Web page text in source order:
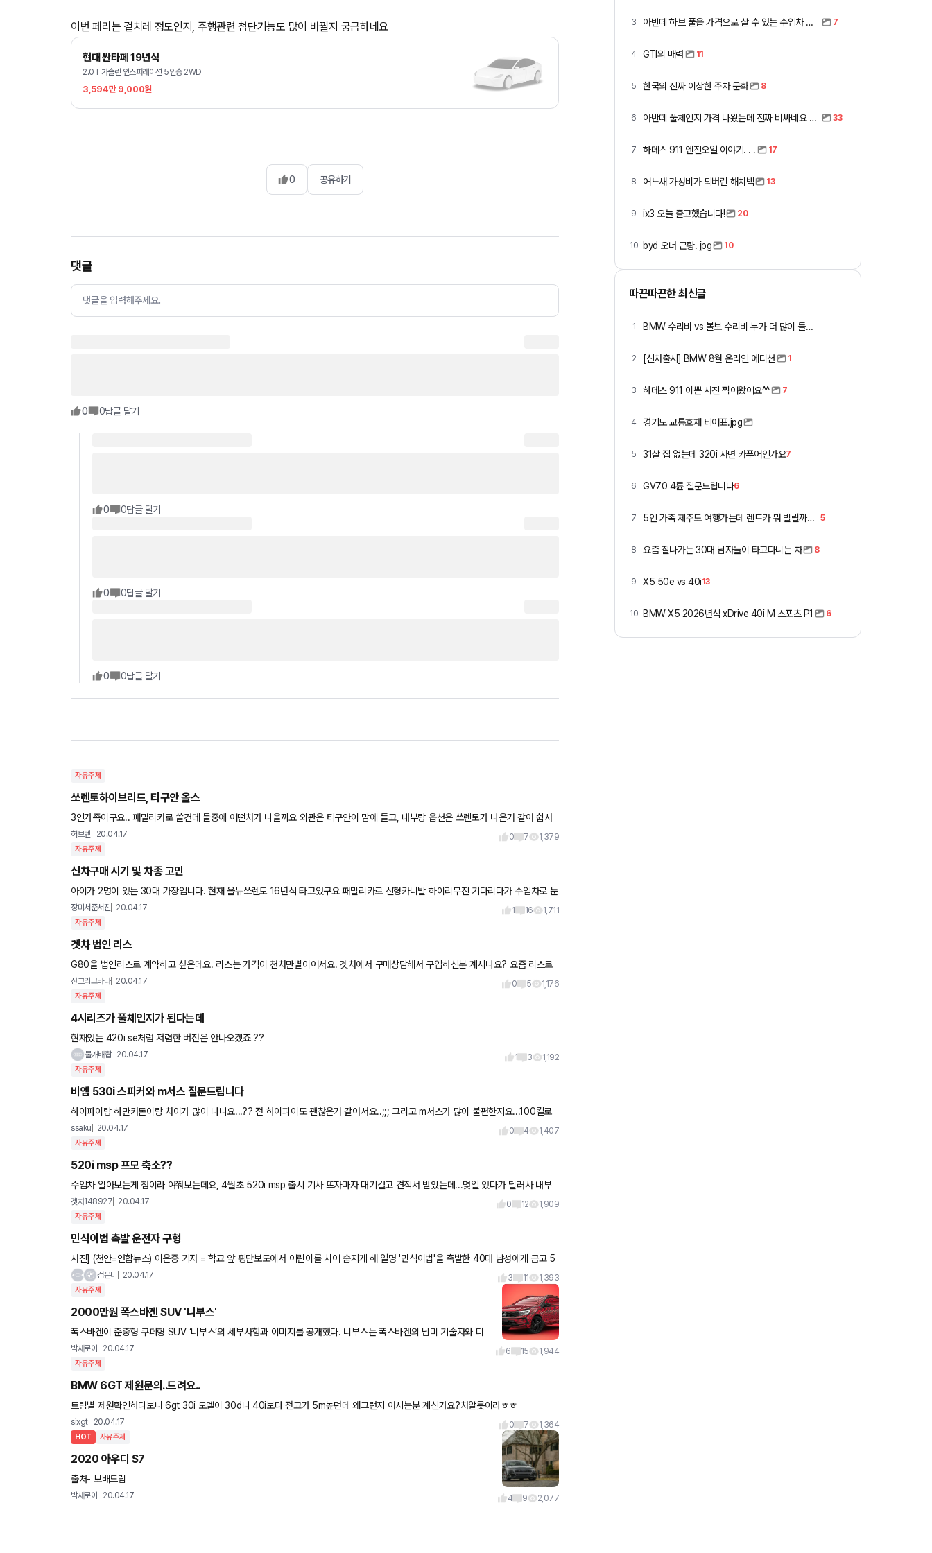
이번 페리는 겉치레 정도인지, 주행관련 첨단기능도 많이 바뀔지 궁금하네요
현대 싼타페 19년식
2.0T 가솔린 인스퍼레이션 5인승 2WD
3,594만 9,000원
0 공유하기
댓글
댓글을 입력해주세요.
0 0답글 달기
0 0답글 달기
0 0답글 달기
0 0답글 달기
자유주제
쏘렌토하이브리드, 티구안 올스
3인가족이구요.. 패밀리카로 쓸건데 둘중에 어떤차가 나을까요 외관은 티구안이 맘에 들고, 내부랑 옵션은 쏘렌토가 나은거 같아 쉽사
리 결정이 안되네요
허브렌 20.04.17 0 7 1,379
자유주제
신차구매 시기 및 차종 고민
아이가 2명이 있는 30대 가장입니다. 현재 올뉴쏘렌토 16년식 타고있구요 패밀리카로 신형카니발 하이리무진 기다리다가 수입차로 눈
장미서준서진 20.04.17 1 16 1,711
자유주제
겟차 법인 리스
G80을 법인리스로 계약하고 싶은데요. 리스는 가격이 천차만별이어서요. 겟차에서 구매상담해서 구입하신분 계시나요? 요즘 리스로
장난치는 업체도 있다고해서요. 견적 낼때는 싸게 내고 나중에 차량이 나
산그리고바다 20.04.17 0 5 1,176
자유주제
4시리즈가 풀체인지가 된다는데
현재있는 420i se처럼 저렴한 버전은 안나오겠죠 ??
물개배촵 20.04.17 1 3 1,192
자유주제
비엠 530i 스피커와 m서스 질문드립니다
하이파이랑 하만카돈이랑 차이가 많이 나나요...?? 전 하이파이도 괜찮은거 같아서요..;;; 그리고 m서스가 많이 불편한지요...100킬로
이상 고속에서 좀 느낀다고 하던데 일반 주행에서는 차이를 잘
ssaku 20.04.17 0 4 1,407
자유주제
520i msp 프모 축소??
수입차 알아보는게 첨이라 여쭤보는데요, 4월초 520i msp 출시 기사 뜨자마자 대기걸고 견적서 받았는데...몇일 있다가 딜러사 내부
적으로 프로모션 책정을 잘못했고, 그대로가면 손해가 너무 심하
겟차148927 20.04.17 0 12 1,909
자유주제
민식이법 촉발 운전자 구형
사진] (천안=연합뉴스) 이은중 기자 = 학교 앞 횡단보도에서 어린이를 치어 숨지게 해 일명 '민식이법'을 촉발한 40대 남성에게 금고 5
년이 구형됐다. 검찰은 16일 대전지법 천안지원 형사2단독
검은비 20.04.17 3 11 1,393
자유주제
2000만원 폭스바겐 SUV '니부스'
폭스바겐이 준중형 쿠페형 SUV ‘니부스’의 세부사항과 이미지를 공개했다. 니부스는 폭스바겐의 남미 기술자와 디
자이너가 개발 전반을 맡아 브라질에서 제작되며 유럽에서도 생산 및 판매할 계획이다. 폭
박새로이 20.04.17 6 15 1,944
자유주제
BMW 6GT 제원문의..드려요..
트림별 제원확인하다보니 6gt 30i 모델이 30d나 40i보다 전고가 5m높던데 왜그런지 아시는분 계신가요?차알못이라ㅎㅎ
sixgt 20.04.17 0 7 1,364
HOT 자유주제
2020 아우디 S7
출처- 보배드림
박새로이 20.04.17 4 9 2,077
3 아반떼 하브 풀옵 가격으로 살 수 있는 수입차 모아봤습니다 (중고 포함) 7
4 GTI의 매력 11
5 한국의 진짜 이상한 주차 문화 8
6 아반떼 풀체인지 가격 나왔는데 진짜 비싸네요 ㅎㅎ 33
7 하데스 911 엔진오일 이야기. . . 17
8 어느새 가성비가 되버린 해치백 13
9 ix3 오늘 출고했습니다! 20
10 byd 오너 근황. jpg 10
따끈따끈한 최신글
1 BMW 수리비 vs 볼보 수리비 누가 더 많이 들까요 ㅎ
2 [신차출시] BMW 8월 온라인 에디션 1
3 하데스 911 이쁜 사진 찍어왔어요^^ 7
4 경기도 교통호재 티어표.jpg
5 31살 집 없는데 320i 사면 카푸어인가요7
6 GV70 4륜 질문드립니다6
7 5인 가족 제주도 여행가는데 렌트카 뭐 빌릴까요 ㅎ 5
8 요즘 잘나가는 30대 남자들이 타고다니는 차 8
9 X5 50e vs 40i13
10 BMW X5 2026년식 xDrive 40i M 스포츠 P1 6